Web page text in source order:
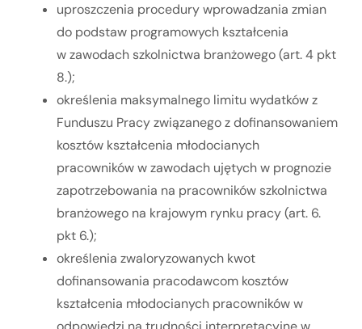
uproszczenia procedury wprowadzania zmian
do podstaw programowych kształcenia
w zawodach szkolnictwa branżowego (art. 4 pkt
8.);
określenia maksymalnego limitu wydatków z
Funduszu Pracy związanego z dofinansowaniem
kosztów kształcenia młodocianych
pracowników w zawodach ujętych w prognozie
zapotrzebowania na pracowników szkolnictwa
branżowego na krajowym rynku pracy (art. 6.
pkt 6.);
określenia zwaloryzowanych kwot
dofinansowania pracodawcom kosztów
kształcenia młodocianych pracowników w